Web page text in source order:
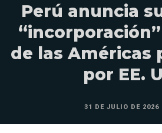
Perú anuncia
de las Américas
por EE.
31 DE JULIO DE 2026